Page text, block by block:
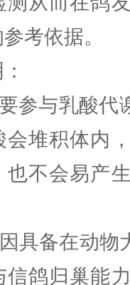
考依据。
参与乳酸代
会堆积体内
也不会易产
具备在动物
信鸽归巢能